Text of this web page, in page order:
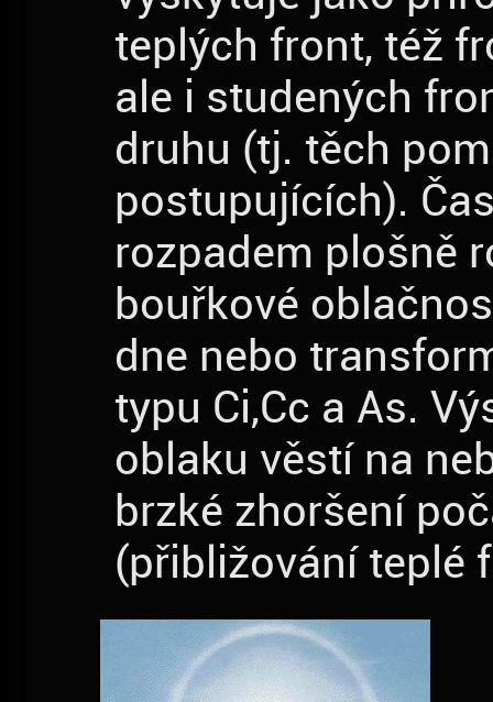
teplých front, též
ale i studených
druhu (tj. těch
postupujících).
rozpadem plošně
bouřkové
dne nebo
typu Ci,Cc a As.
oblaku věstí na
brzké zhoršení
(přibližování teplé